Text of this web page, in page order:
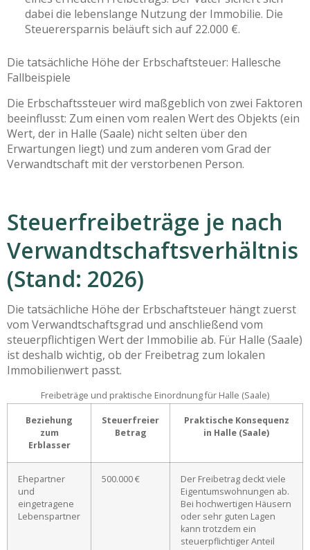
dabei die lebenslange Nutzung der Immobilie. Die
Steuerersparnis beläuft sich auf 22.000 €.
Die tatsächliche Höhe der Erbschaftsteuer: Hallesche
Fallbeispiele
Die Erbschaftssteuer wird maßgeblich von zwei Faktoren
beeinflusst: Zum einen vom realen Wert des Objekts (ein
Wert, der in Halle (Saale) nicht selten über den
Erwartungen liegt) und zum anderen vom Grad der
Verwandtschaft mit der verstorbenen Person.
Steuerfreibeträge je nach
Verwandtschaftsverhältnis
(Stand: 2026)
Die tatsächliche Höhe der Erbschaftsteuer hängt zuerst
vom Verwandtschaftsgrad und anschließend vom
steuerpflichtigen Wert der Immobilie ab. Für Halle (Saale)
ist deshalb wichtig, ob der Freibetrag zum lokalen
Immobilienwert passt.
Freibeträge und praktische Einordnung für Halle (Saale)
Beziehung
zum
Erblasser
Steuerfreier
Betrag
Praktische Konsequenz
in Halle (Saale)
Ehepartner
und
eingetragene
Lebenspartner
500.000 €
Der Freibetrag deckt viele
Eigentumswohnungen ab.
Bei hochwertigen Häusern
oder sehr guten Lagen
kann trotzdem ein
steuerpflichtiger Anteil